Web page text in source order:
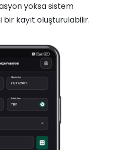
yoksa sistem
bir kayıt oluşturulabilir.